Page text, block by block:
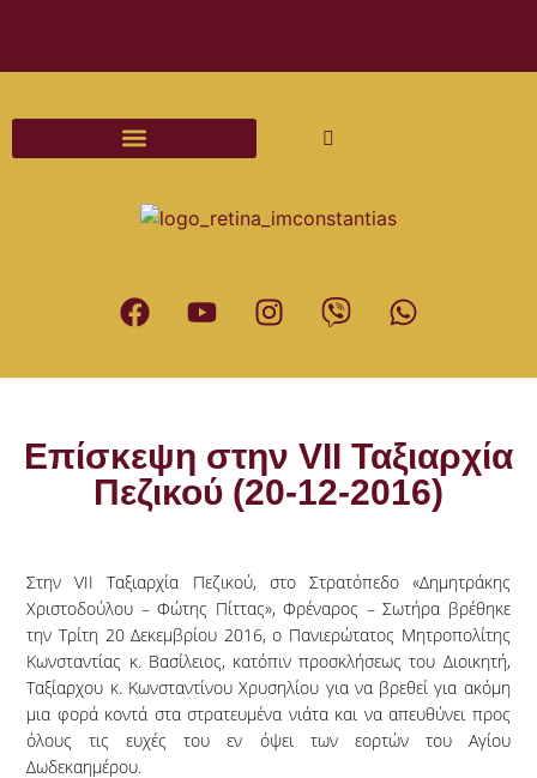
Επίσκεψη στην VII Ταξιαρχία
Πεζικού (20-12-2016)
Στην VII Ταξιαρχία Πεζικού, στο Στρατόπεδο «Δημητράκης
Χριστοδούλου – Φώτης Πίττας», Φρέναρος – Σωτήρα βρέθηκε
την Τρίτη 20 Δεκεμβρίου 2016, ο Πανιερώτατος Μητροπολίτης
Κωνσταντίας κ. Βασίλειος, κατόπιν προσκλήσεως του Διοικητή,
Ταξίαρχου κ. Κωνσταντίνου Χρυσηλίου για να βρεθεί για ακόμη
μια φορά κοντά στα στρατευμένα νιάτα και να απευθύνει προς
όλους τις ευχές του εν όψει των εορτών του Αγίου
Δωδεκαημέρου.